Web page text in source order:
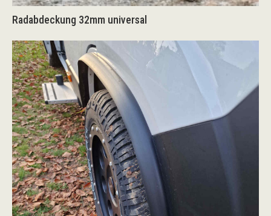
Radabdeckung 32mm universal